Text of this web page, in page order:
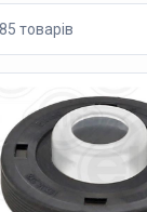
товарів